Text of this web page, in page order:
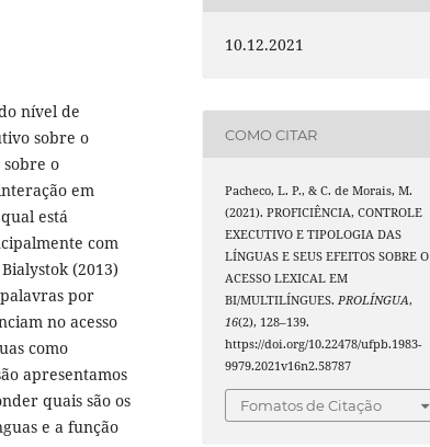
nível de
sobre o
o
em
está
com
(2013)
por
no acesso
como
apresentamos
quais são os
e a função
10.12.2021
COMO CITAR
Pacheco, L. P., & C. de Morais, M.
(2021). PROFICIÊNCIA, CONTROLE
EXECUTIVO E TIPOLOGIA DAS
LÍNGUAS E SEUS EFEITOS SOBRE O
ACESSO LEXICAL EM
BI/MULTILÍNGUES.PROLÍNGUA,
16(2), 128–139.
https://doi.org/10.22478/ufpb.1983-
9979.2021v16n2.58787
Fomatos de Citação